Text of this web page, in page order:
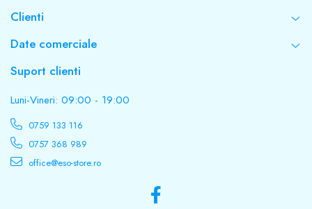
Clienti
Date comerciale
Suport clienti
Luni-Vineri: 09:00 - 19:00
0759 133 116
0757 368 989
office@eso-store.ro